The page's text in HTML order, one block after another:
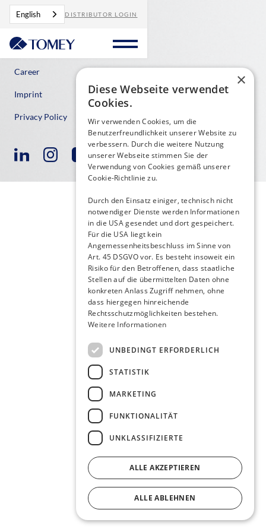
English DISTRIBUTOR LOGIN
Contact
Career
Imprint
Privacy Policy
×
Diese Webseite verwendet
Cookies.
Wir verwenden Cookies, um die
Benutzerfreundlichkeit unserer Website zu
verbessern. Durch die weitere Nutzung
unserer Webseite stimmen Sie der
Verwendung von Cookies gemäß unserer
Cookie-Richtlinie zu.
Durch den Einsatz einiger, technisch nicht
notwendiger Dienste werden Informationen
in die USA gesendet und dort gespeichert.
Für die USA liegt kein
Angemessenheitsbeschluss im Sinne von
Art. 45 DSGVO vor. Es besteht insoweit ein
Risiko für den Betroffenen, dass staatliche
Stellen auf die übermittelten Daten ohne
konkreten Anlass Zugriff nehmen, ohne
dass hiergegen hinreichende
Rechtsschutzmöglichkeiten bestehen.
Weitere Informationen
UNBEDINGT ERFORDERLICH
STATISTIK
MARKETING
FUNKTIONALITÄT
UNKLASSIFIZIERTE
ALLE AKZEPTIEREN
ALLE ABLEHNEN